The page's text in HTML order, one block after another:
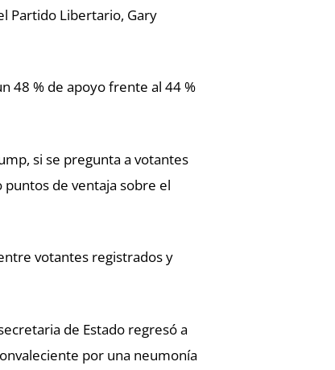
Partido Libertario, Gary
48 % de apoyo frente al 44 %
si se pregunta a votantes
de ventaja sobre el
votantes registrados y
de Estado regresó a
por una neumonía